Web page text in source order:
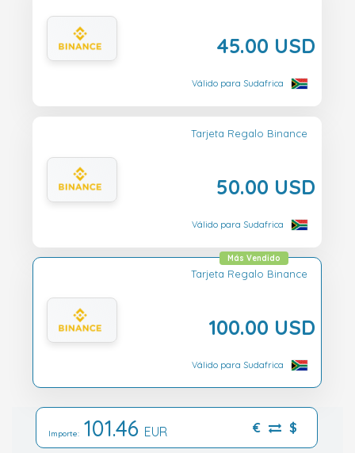
45.00 USD
Válido para Sudafrica
Tarjeta Regalo Binance
50.00 USD
Válido para Sudafrica
Tarjeta Regalo Binance
100.00 USD
Más Vendido
Válido para Sudafrica
Importe: 101.46 EUR € $